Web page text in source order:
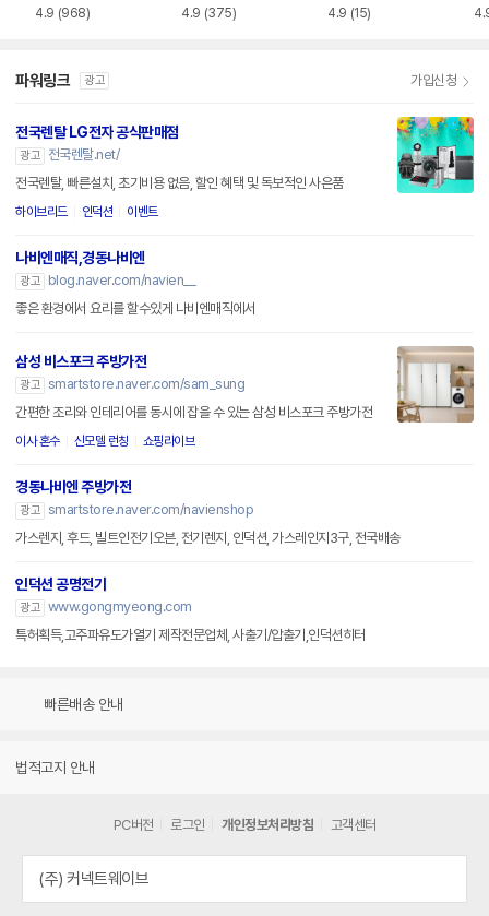
4.9 (968) 4.9 (375) 4.9 (15)
파워링크 광고 가입신청
전국렌탈 LG전자 공식판매점
광고
전국렌탈.net/
전국렌탈, 빠른설치, 초기비용 없음, 할인 혜택 및 독보적인 사은품
하이브리드 인덕션 이벤트
나비엔매직,경동나비엔
광고
blog.naver.com/navien__
좋은 환경에서 요리를 할수있게 나비엔매직에서
삼성 비스포크 주방가전
광고 smartstore.naver.com/sam_sung
간편한 조리와 인테리어를 동시에 잡을 수 있는 삼성 비스포크 주방가전
이사 혼수 신모델 런칭 쇼핑라이브
경동나비엔 주방가전
광고 smartstore.naver.com/navienshop
가스렌지, 후드, 빌트인전기오븐, 전기렌지, 인덕션, 가스레인지3구, 전국배송
인덕션 공명전기
광고 www.gongmyeong.com
특허획득,고주파유도가열기 제작전문업체, 사출기/압출기,인덕션히터
빠른배송 안내
법적고지 안내
PC버전 로그인 개인정보처리방침 고객센터
(주) 커넥트웨이브